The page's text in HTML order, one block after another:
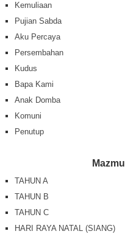
Kemuliaan
Pujian Sabda
Aku Percaya
Persembahan
Kudus
Bapa Kami
Anak Domba
Komuni
Penutup
TAHUN A
TAHUN B
TAHUN C
HARI RAYA NATAL (SIANG)